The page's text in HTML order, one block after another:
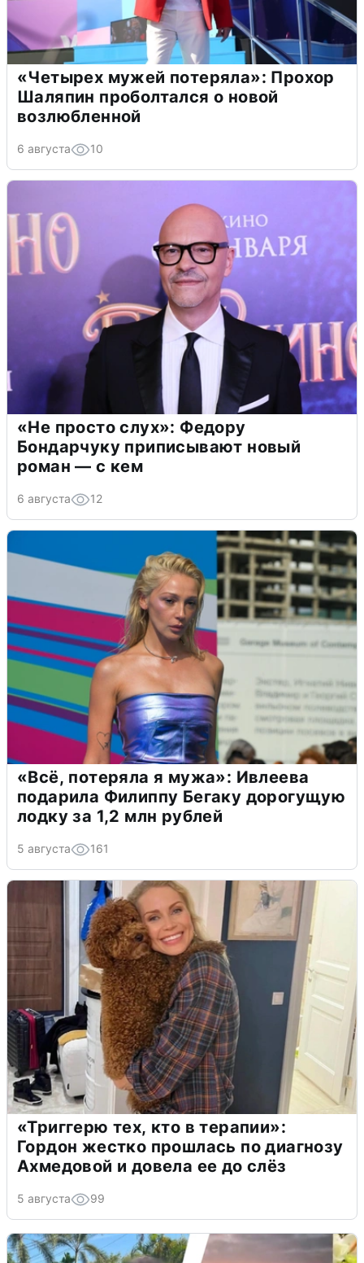
«Четырех мужей потеряла»: Прохор
Шаляпин проболтался о новой
возлюбленной
6 августа 10
«Не просто слух»: Федору
Бондарчуку приписывают новый
роман — с кем
6 августа 12
«Всё, потеряла я мужа»: Ивлеева
подарила Филиппу Бегаку дорогущую
лодку за 1,2 млн рублей
5 августа 161
«Триггерю тех, кто в терапии»:
Гордон жестко прошлась по диагнозу
Ахмедовой и довела ее до слёз
5 августа 99